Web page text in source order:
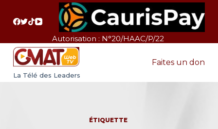
a
Autorisation : N°20/HAAC/P/22
La Télé des Leaders
Faites un don
ÉTIQUETTE